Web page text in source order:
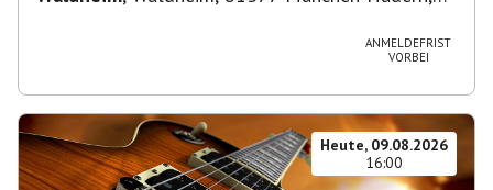
ANMELDEFRIST
VORBEI
Heute, 09.08.2026
16:00